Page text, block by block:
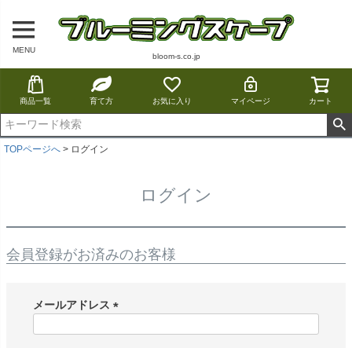
MENU
bloom-s.co.jp
商品一覧 育て方 お気に入り マイページ カート
TOPページへ ログイン
ログイン
会員登録がお済みのお客様
メールアドレス